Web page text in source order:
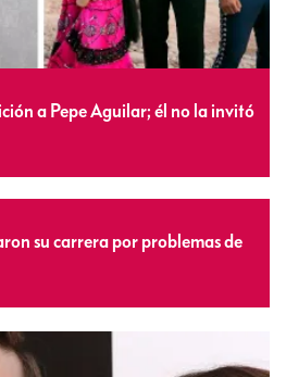
a Pepe Aguilar; él no la invitó
su carrera por problemas de